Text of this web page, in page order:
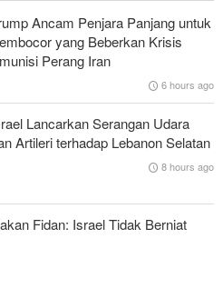
Kondisi Siaga Penuh
di Antara Iran dan Ansarullah,
Lebih Unggul daripada Sistem
Senjata dalam perang melawan
Ancam Penjara Panjang untuk
yang Beberkan Krisis
Perang Iran
6 hours ago
Lancarkan Serangan Udara
Artileri terhadap Lebanon Selatan
8 hours ago
Fidan: Israel Tidak Berniat